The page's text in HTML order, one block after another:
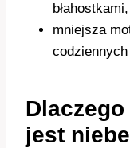
błahostkami,
mniejsza
jest